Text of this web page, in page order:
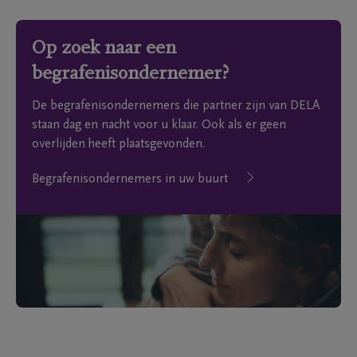
Op zoek naar een
begrafenisondernemer?
De begrafenisondernemers die partner zijn van DELA
staan dag en nacht voor u klaar. Ook als er geen
overlijden heeft plaatsgevonden.
Begrafenisondernemers in uw buurt